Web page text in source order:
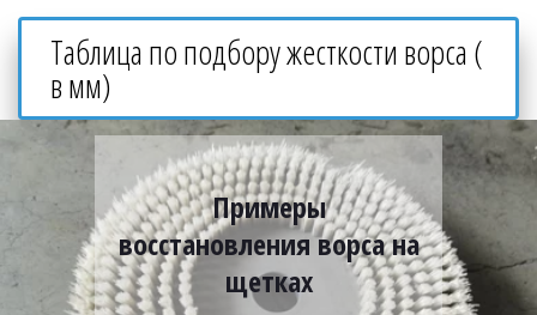
Таблица по подбору жесткости ворса (
в мм)
Примеры
восстановления ворса на
щетках